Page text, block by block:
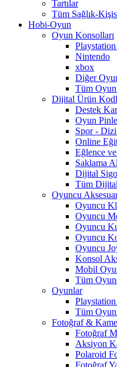
Tartılar
Tüm Sağlık-
Hobi-Oyun
Oyun Konsolları
Nintendo
xbox
Diğer
Tüm
Dijital Ürün
Destek
Oyun
Spor -
Online
Eğlence
Saklama
Dijital
Tüm
Oyuncu
Oyuncu
Oyuncu
Oyuncu
Oyuncu
Oyuncu
Konsol
Mobil
Tüm
Oyunlar
Tüm
Fotoğraf &
Fotoğraf
Aksiyon
Polaroid
Fotoğraf